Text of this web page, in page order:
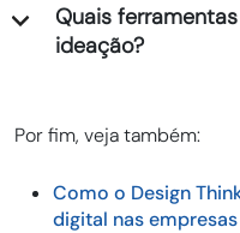
Quais
ideação?
Por fim, veja também:
Como o Design
digital nas empresas